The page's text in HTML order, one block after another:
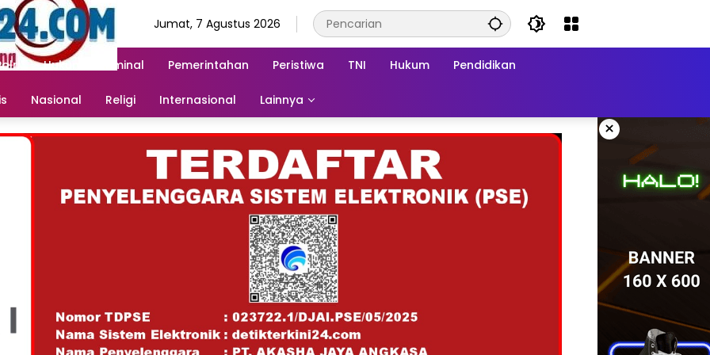
Jumat, 7 Agustus 2026
Hukum & Kriminal Pemerintahan Peristiwa TNI Hukum Pendidikan
Nasional Religi Internasional Lainnya
×